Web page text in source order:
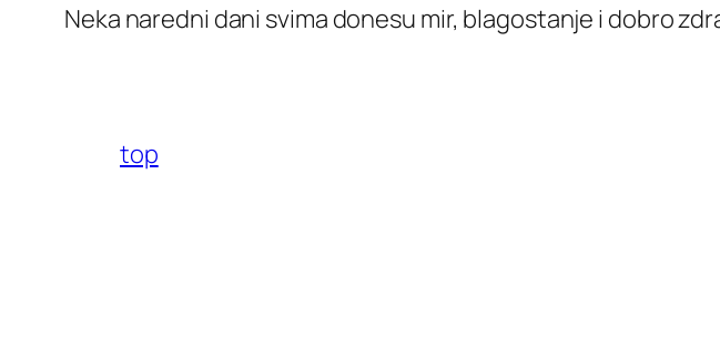
Neka naredni dani svima donesu mir, blagostanje i dobro
top